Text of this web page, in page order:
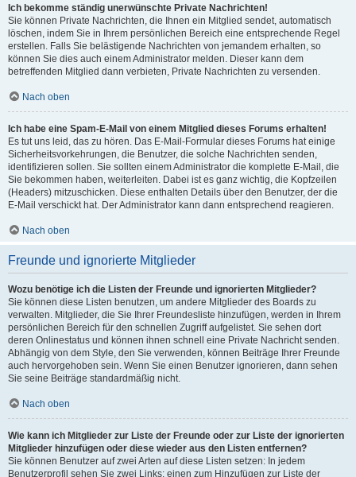
Ich bekomme ständig unerwünschte Private Nachrichten!
Sie können Private Nachrichten, die Ihnen ein Mitglied sendet, automatisch
löschen, indem Sie in Ihrem persönlichen Bereich eine entsprechende Regel
erstellen. Falls Sie belästigende Nachrichten von jemandem erhalten, so
können Sie dies auch einem Administrator melden. Dieser kann dem
betreffenden Mitglied dann verbieten, Private Nachrichten zu versenden.
Nach oben
Ich habe eine Spam-E-Mail von einem Mitglied dieses Forums erhalten!
Es tut uns leid, das zu hören. Das E-Mail-Formular dieses Forums hat einige
Sicherheitsvorkehrungen, die Benutzer, die solche Nachrichten senden,
identifizieren sollen. Sie sollten einem Administrator die komplette E-Mail, die
Sie bekommen haben, weiterleiten. Dabei ist es ganz wichtig, die Kopfzeilen
(Headers) mitzuschicken. Diese enthalten Details über den Benutzer, der die
E-Mail verschickt hat. Der Administrator kann dann entsprechend reagieren.
Nach oben
Freunde und ignorierte Mitglieder
Wozu benötige ich die Listen der Freunde und ignorierten Mitglieder?
Sie können diese Listen benutzen, um andere Mitglieder des Boards zu
verwalten. Mitglieder, die Sie Ihrer Freundesliste hinzufügen, werden in Ihrem
persönlichen Bereich für den schnellen Zugriff aufgelistet. Sie sehen dort
deren Onlinestatus und können ihnen schnell eine Private Nachricht senden.
Abhängig von dem Style, den Sie verwenden, können Beiträge Ihrer Freunde
auch hervorgehoben sein. Wenn Sie einen Benutzer ignorieren, dann sehen
Sie seine Beiträge standardmäßig nicht.
Nach oben
Wie kann ich Mitglieder zur Liste der Freunde oder zur Liste der ignorierten
Mitglieder hinzufügen oder diese wieder aus den Listen entfernen?
Sie können Benutzer auf zwei Arten auf diese Listen setzen: In jedem
Benutzerprofil sehen Sie zwei Links: einen zum Hinzufügen zur Liste der